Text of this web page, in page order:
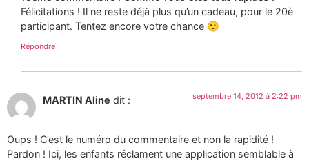
Félicitations ! Il ne reste déjà plus qu’un cadeau, pour le 20è
participant. Tentez encore votre chance 🙂
Répondre
MARTIN Aline dit : septembre 14, 2012 à 2:22 pm
Oups ! C’est le numéro du commentaire et non la rapidité !
Pardon ! Ici, les enfants réclament une application semblable à